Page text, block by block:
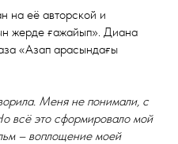
на её авторской и
жерде ғажайып». Диана
«Азап арасындағы
Меня не понимали, с
всё это сформировало мой
– воплощение моей